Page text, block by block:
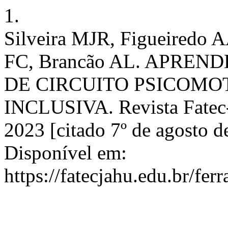
1.
Silveira MJR, Figueiredo
FC, Brancão AL.
DE CIRCUITO
INCLUSIVA. Revista
2023 [citado 7º de agosto
Disponível em:
https://fatecjahu.edu.br/